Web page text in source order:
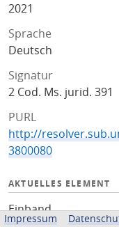
2021
Sprache
Deutsch
Signatur
2 Cod. Ms. jurid. 391
PURL
http://
3800080
AKTUELLES ELEMENT
Einband
Impressum